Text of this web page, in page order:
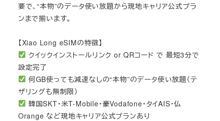
要で、“本物”のデータ使い放題から現地キャリア公式プラ
ンまで揃います。
【Xiao Long eSIMの特徴】
クイックインストールリンク or QRコード で 最短3分で
設定完了
何GB使っても減速なしの“本物”のデータ使い放題（テ
ザリングも無制限）
韓国SKT・米T-Mobile・豪Vodafone・タイAIS・仏
Orange など現地キャリア公式プランあり